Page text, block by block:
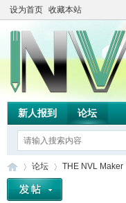
设为首页 收藏本站
新人报到 论坛
论坛 THE NVL Maker